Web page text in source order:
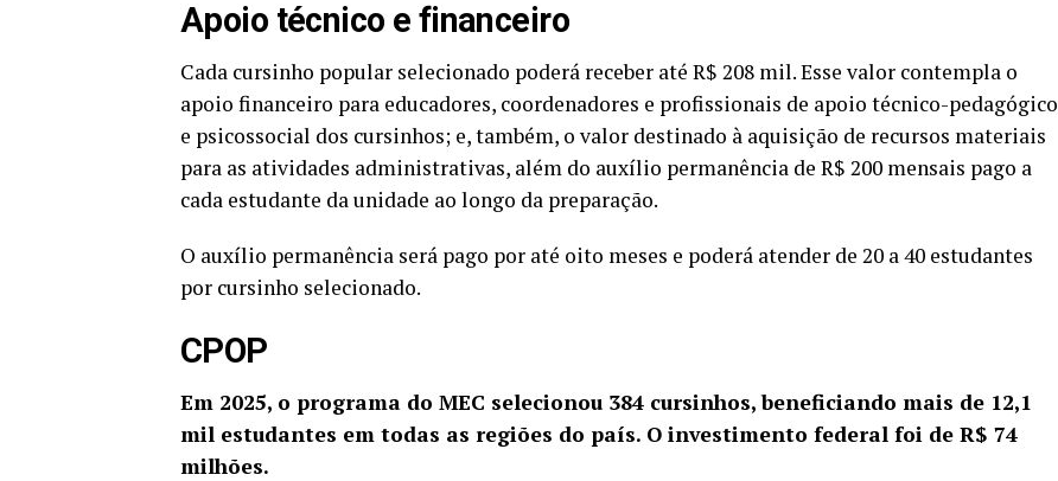
Apoio técnico e financeiro
Cada cursinho popular selecionado poderá receber até R$ 208 mil. Esse valor contempla o
apoio financeiro para educadores, coordenadores e profissionais de apoio técnico-pedagógico
e psicossocial dos cursinhos; e, também, o valor destinado à aquisição de recursos materiais
para as atividades administrativas, além do auxílio permanência de R$ 200 mensais pago a
cada estudante da unidade ao longo da preparação.
O auxílio permanência será pago por até oito meses e poderá atender de 20 a 40 estudantes
por cursinho selecionado.
CPOP
Em 2025, o programa do MEC selecionou 384 cursinhos, beneficiando mais de 12,1
mil estudantes em todas as regiões do país. O investimento federal foi de R$ 74
milhões.